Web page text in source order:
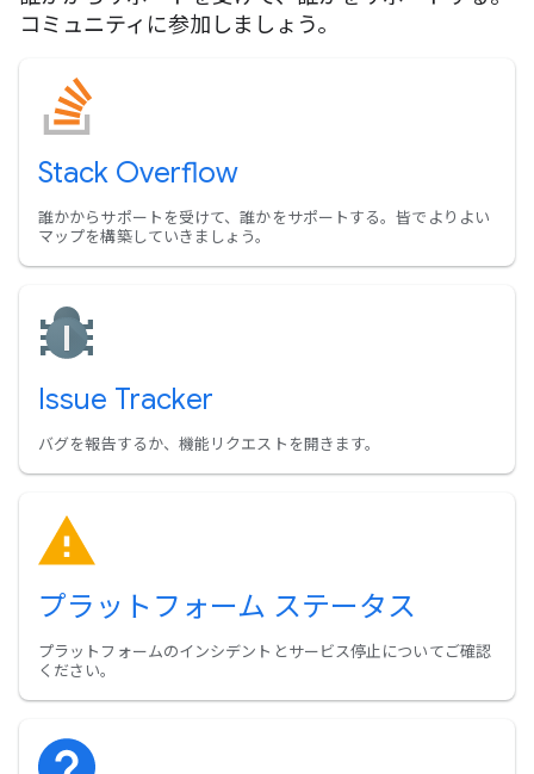
コミュニティに参加しましょう。
Stack Overflow
誰かからサポートを受けて、誰かをサポートする。皆でよりよい
マップを構築していきましょう。
Issue Tracker
バグを報告するか、機能リクエストを開きます。
プラットフォーム ステータス
プラットフォームのインシデントとサービス停止についてご確認
ください。